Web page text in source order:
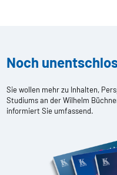
Noch
Sie wollen mehr zu Inhalten,
Studiums an der Wilhelm
informiert Sie umfassend.